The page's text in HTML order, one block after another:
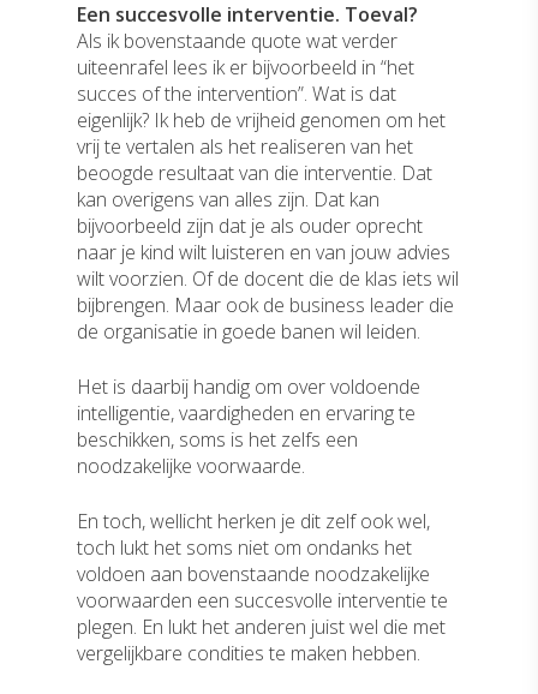
Een succesvolle interventie. Toeval?
Als ik bovenstaande quote wat verder
uiteenrafel lees ik er bijvoorbeeld in “het
succes of the intervention”. Wat is dat
eigenlijk? Ik heb de vrijheid genomen om het
vrij te vertalen als het realiseren van het
beoogde resultaat van die interventie. Dat
kan overigens van alles zijn. Dat kan
bijvoorbeeld zijn dat je als ouder oprecht
naar je kind wilt luisteren en van jouw advies
wilt voorzien. Of de docent die de klas iets wil
bijbrengen. Maar ook de business leader die
de organisatie in goede banen wil leiden.
Het is daarbij handig om over voldoende
intelligentie, vaardigheden en ervaring te
beschikken, soms is het zelfs een
noodzakelijke voorwaarde.
En toch, wellicht herken je dit zelf ook wel,
toch lukt het soms niet om ondanks het
voldoen aan bovenstaande noodzakelijke
voorwaarden een succesvolle interventie te
plegen. En lukt het anderen juist wel die met
vergelijkbare condities te maken hebben.